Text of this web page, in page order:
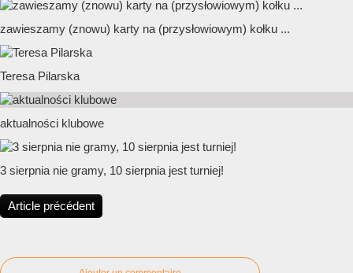
zawieszamy (znowu) karty na (przysłowiowym) kołku ...
Teresa Pilarska
aktualności klubowe
3 sierpnia nie gramy, 10 sierpnia jest turniej!
Article précédent